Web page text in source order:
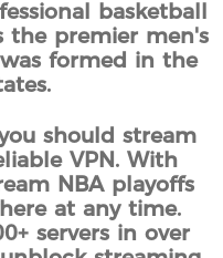
basketball
the premier men's
formed in the
should stream
VPN. With
NBA playoffs
at any time.
servers in over